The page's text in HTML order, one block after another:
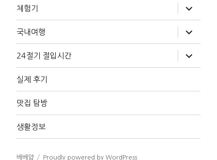
체험기
위
메
확
장
국내여행
위
메
확
장
24절기 절입시간
위
메
장
실제 후기
맛집 탐방
생활정보
베베얌 Proudly powered by WordPress